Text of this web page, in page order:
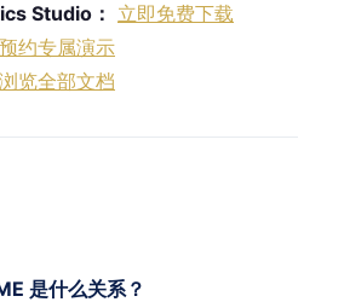
Studio： 立即免费下载
预约专属演示
浏览全部文档
是什么关系？